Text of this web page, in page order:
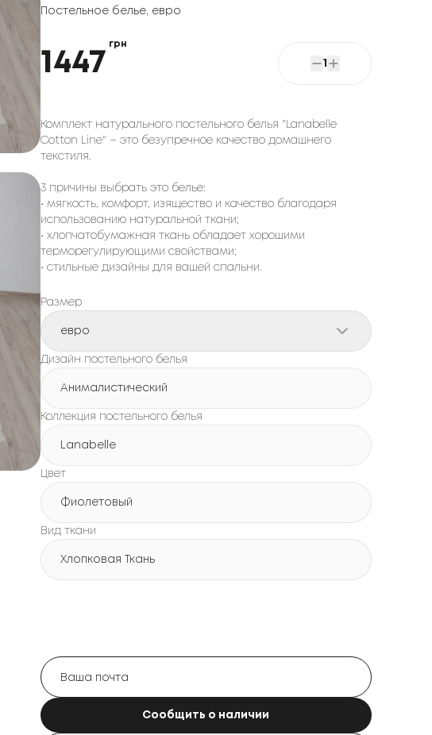
Постельное белье, евро
1447
грн
1
Комплект натурального постельного белья "Lanabelle
Cotton Line" – это безупречное качество домашнего
текстиля.
3 причины выбрать это белье:
• мягкость, комфорт, изящество и качество благодаря
использованию натуральной ткани;
• хлопчатобумажная ткань обладает хорошими
терморегулирующими свойствами;
• стильные дизайны для вашей спальни.
Размер
евро
Дизайн постельного белья
Анималистический
Коллекция постельного белья
Lanabelle
Цвет
Фиолетовый
Вид ткани
Хлопковая Ткань
Сообщить о наличии